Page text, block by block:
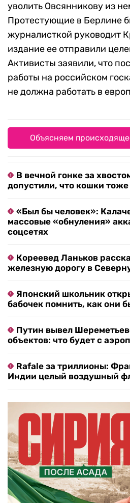
уволить Овсянникову из
Протестующие в Берлине
журналисткой руководит
издание ее отправили
Активисты заявили, что
работы на российском
не должна работать в
Объясняем
В вечной гонке за
допустили, что кошки
«Был бы человек»:
массовые «обнуления»
соцсетях
Кореевед Ланьков
железную дорогу в
Японский школьник
бабочек помнить, как они
Путин вывел
объектов: что будет с
Rafale за триллионы:
Индии целый воздушный